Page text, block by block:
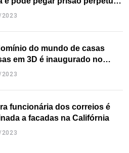
do mundo de casas
em 3D é inaugurado no
funcionária dos correios é
a facadas na Califórnia